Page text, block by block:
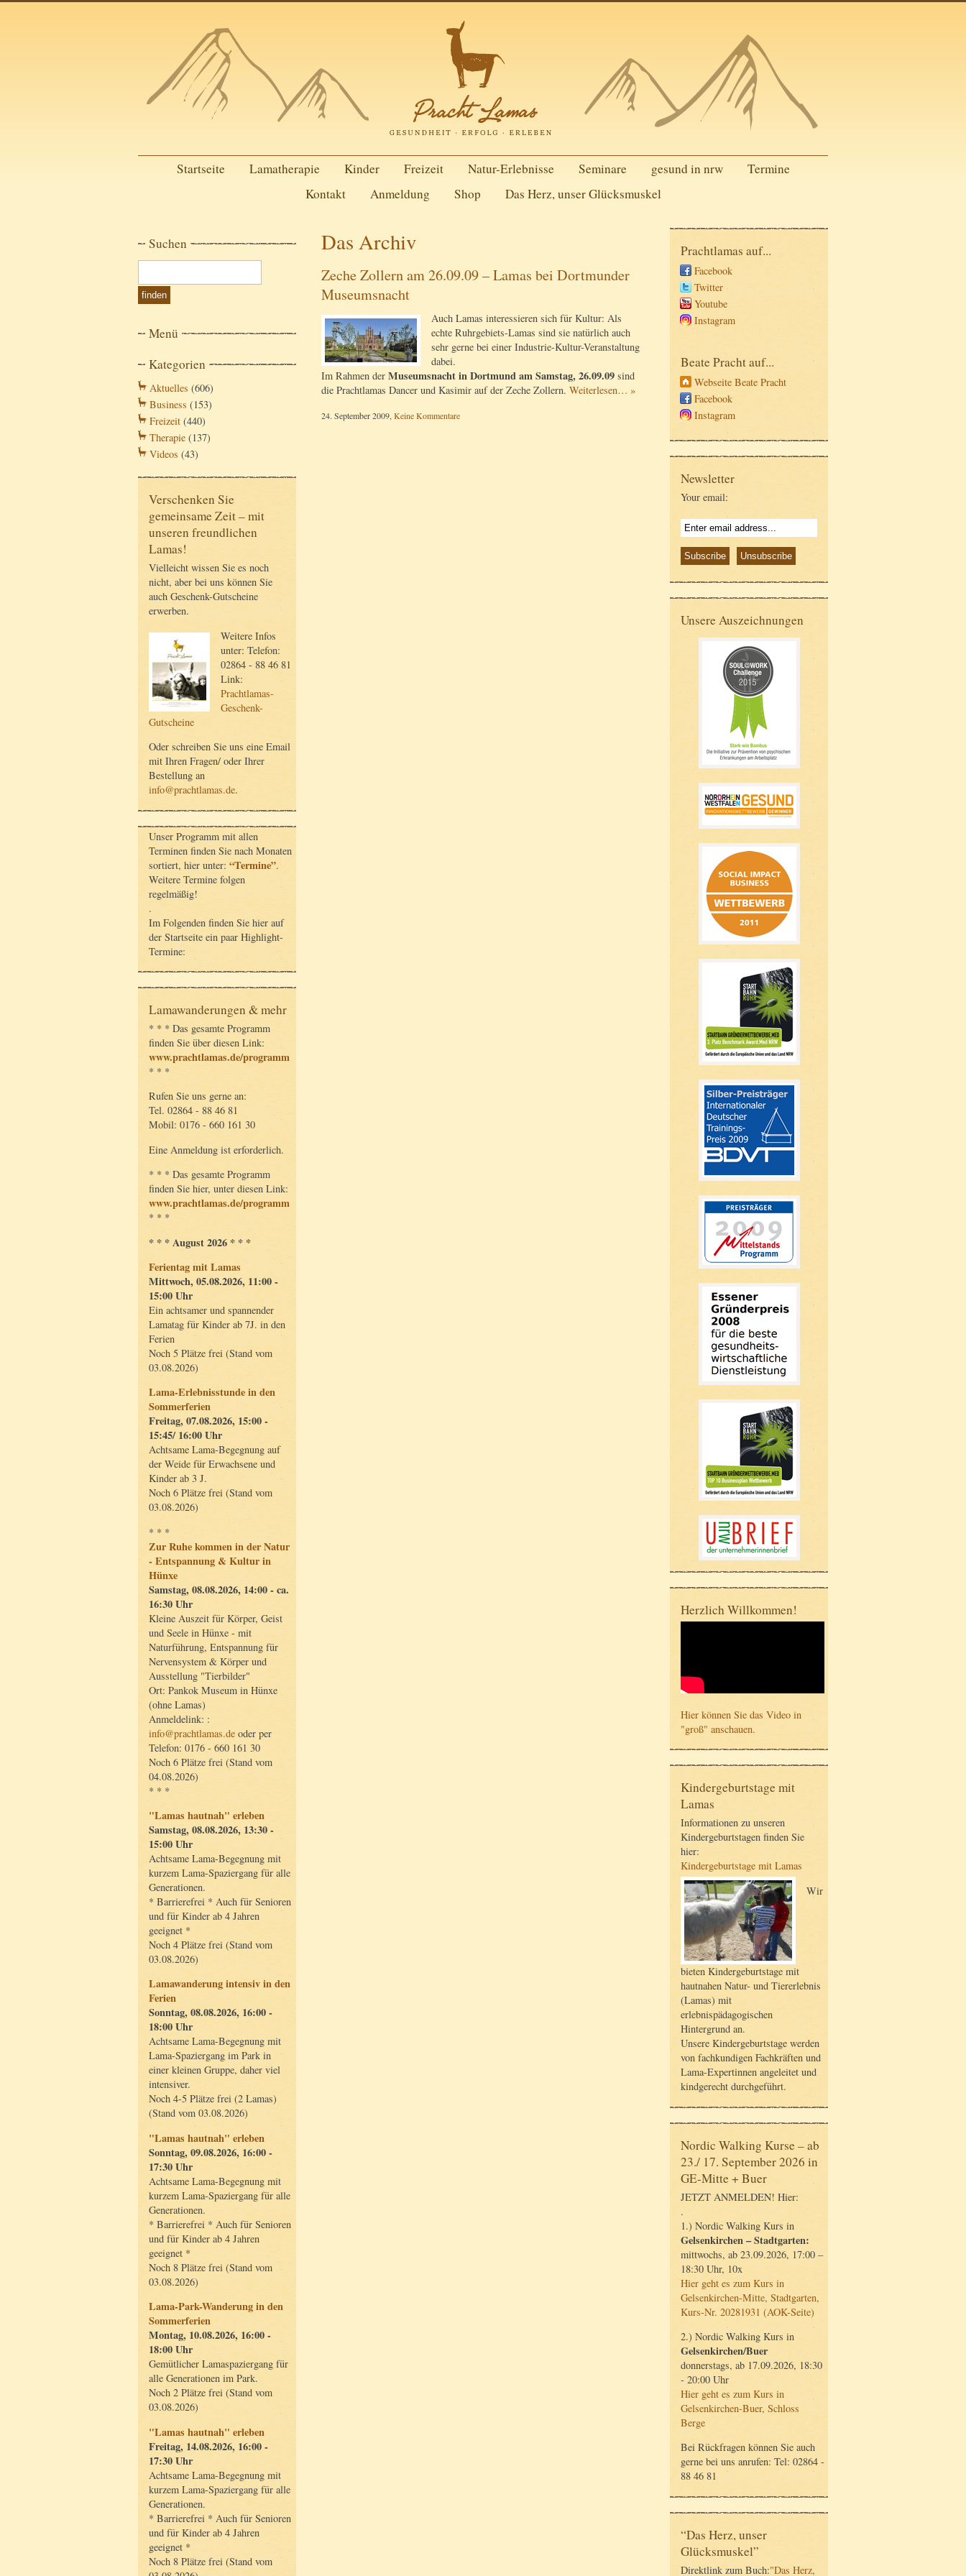
Startseite Lamatherapie Kinder Freizeit Natur-Erlebnisse Seminare gesund in nrw
Termine
Kontakt
Anmeldung Shop Das Herz, unser Glücksmuskel
Suchen
Menü
Kategorien
Aktuelles (606)
Business (153)
Freizeit (440)
Therapie (137)
Videos (43)
Verschenken Sie
gemeinsame Zeit – mit
unseren freundlichen
Lamas!
Vielleicht wissen Sie es noch
nicht, aber bei uns können Sie
auch Geschenk-Gutscheine
erwerben.
Weitere Infos
unter: Telefon:
02864 - 88 46 81
Link:
Prachtlamas-
Geschenk-
Gutscheine
Oder schreiben Sie uns eine Email
mit Ihren Fragen/ oder Ihrer
Bestellung an
info@prachtlamas.de.
Unser Programm mit allen
Terminen finden Sie nach Monaten
sortiert, hier unter: “Termine”.
Weitere Termine folgen
regelmäßig!
.
Im Folgenden finden Sie hier auf
der Startseite ein paar Highlight-
Termine:
Lamawanderungen & mehr
* * * Das gesamte Programm
finden Sie über diesen Link:
www.prachtlamas.de/programm
* * *
Rufen Sie uns gerne an:
Tel. 02864 - 88 46 81
Mobil: 0176 - 660 161 30
Eine Anmeldung ist erforderlich.
* * * Das gesamte Programm
finden Sie hier, unter diesen Link:
www.prachtlamas.de/programm
* * *
* * * August 2026 * * *
Ferientag mit Lamas
Mittwoch, 05.08.2026, 11:00 -
15:00 Uhr
Ein achtsamer und spannender
Lamatag für Kinder ab 7J. in den
Ferien
Noch 5 Plätze frei (Stand vom
03.08.2026)
Lama-Erlebnisstunde in den
Sommerferien
Freitag, 07.08.2026, 15:00 -
15:45/ 16:00 Uhr
Achtsame Lama-Begegnung auf
der Weide für Erwachsene und
Kinder ab 3 J.
Noch 6 Plätze frei (Stand vom
03.08.2026)
* * *
Zur Ruhe kommen in der Natur
- Entspannung & Kultur in
Hünxe
Samstag, 08.08.2026, 14:00 - ca.
16:30 Uhr
Kleine Auszeit für Körper, Geist
und Seele in Hünxe - mit
Naturführung, Entspannung für
Nervensystem & Körper und
Ausstellung "Tierbilder"
Ort: Pankok Museum in Hünxe
(ohne Lamas)
Anmeldelink: :
info@prachtlamas.de oder per
Telefon: 0176 - 660 161 30
Noch 6 Plätze frei (Stand vom
04.08.2026)
* * *
"Lamas hautnah" erleben
Samstag, 08.08.2026, 13:30 -
15:00 Uhr
Achtsame Lama-Begegnung mit
kurzem Lama-Spaziergang für alle
Generationen.
* Barrierefrei * Auch für Senioren
und für Kinder ab 4 Jahren
geeignet *
Noch 4 Plätze frei (Stand vom
03.08.2026)
Lamawanderung intensiv in den
Ferien
Sonntag, 08.08.2026, 16:00 -
18:00 Uhr
Achtsame Lama-Begegnung mit
Lama-Spaziergang im Park in
einer kleinen Gruppe, daher viel
intensiver.
Noch 4-5 Plätze frei (2 Lamas)
(Stand vom 03.08.2026)
"Lamas hautnah" erleben
Sonntag, 09.08.2026, 16:00 -
17:30 Uhr
Achtsame Lama-Begegnung mit
kurzem Lama-Spaziergang für alle
Generationen.
* Barrierefrei * Auch für Senioren
und für Kinder ab 4 Jahren
geeignet *
Noch 8 Plätze frei (Stand vom
03.08.2026)
Lama-Park-Wanderung in den
Sommerferien
Montag, 10.08.2026, 16:00 -
18:00 Uhr
Gemütlicher Lamaspaziergang für
alle Generationen im Park.
Noch 2 Plätze frei (Stand vom
03.08.2026)
"Lamas hautnah" erleben
Freitag, 14.08.2026, 16:00 -
17:30 Uhr
Achtsame Lama-Begegnung mit
kurzem Lama-Spaziergang für alle
Generationen.
* Barrierefrei * Auch für Senioren
und für Kinder ab 4 Jahren
geeignet *
Noch 8 Plätze frei (Stand vom
Prachtlamas auf...
Facebook
Twitter
Youtube
Instagram
Beate Pracht auf...
Webseite Beate Pracht
Facebook
Instagram
Newsletter
Your email:
Unsere Auszeichnungen
Herzlich Willkommen!
Hier können Sie das Video in
"groß" anschauen.
Kindergeburtstage mit
Lamas
Informationen zu unseren
Kindergeburtstagen finden Sie
hier:
Kindergeburtstage mit Lamas
Wir
bieten Kindergeburtstage mit
hautnahen Natur- und Tiererlebnis
(Lamas) mit
erlebnispädagogischen
Hintergrund an.
Unsere Kindergeburtstage werden
von fachkundigen Fachkräften und
Lama-Expertinnen angeleitet und
kindgerecht durchgeführt.
Nordic Walking Kurse – ab
23./ 17. September 2026 in
GE-Mitte + Buer
JETZT ANMELDEN! Hier:
.
1.) Nordic Walking Kurs in
Gelsenkirchen – Stadtgarten:
mittwochs, ab 23.09.2026, 17:00 –
18:30 Uhr, 10x
Hier geht es zum Kurs in
Gelsenkirchen-Mitte, Stadtgarten,
Kurs-Nr. 20281931 (AOK-Seite)
2.) Nordic Walking Kurs in
Gelsenkirchen/Buer
donnerstags, ab 17.09.2026, 18:30
- 20:00 Uhr
Hier geht es zum Kurs in
Gelsenkirchen-Buer, Schloss
Berge
Bei Rückfragen können Sie auch
gerne bei uns anrufen: Tel: 02864 -
88 46 81
“Das Herz, unser
Glücksmuskel”
Direktlink zum Buch:"Das Herz,
Das Archiv
Zeche Zollern am 26.09.09 – Lamas bei Dortmunder
Museumsnacht
Auch Lamas interessieren sich für Kultur: Als
echte Ruhrgebiets-Lamas sind sie natürlich auch
sehr gerne bei einer Industrie-Kultur-Veranstaltung
dabei.
Im Rahmen der Museumsnacht in Dortmund am Samstag, 26.09.09 sind
die Prachtlamas Dancer und Kasimir auf der Zeche Zollern. Weiterlesen… »
24. September 2009, Keine Kommentare